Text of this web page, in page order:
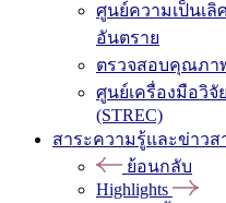
ศูนย์ความเป็นเลิ
อันตราย
ตรวจสอบคุณภา
ศูนย์เครื่องมือวิจั
(STREC)
สาระความรู้และข่าวส
ย้อนกลับ
Highlights